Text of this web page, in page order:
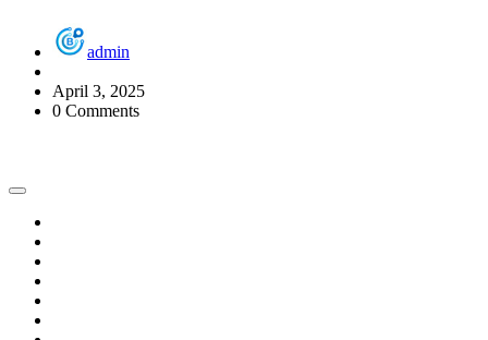
admin
April 3, 2025
0 Comments